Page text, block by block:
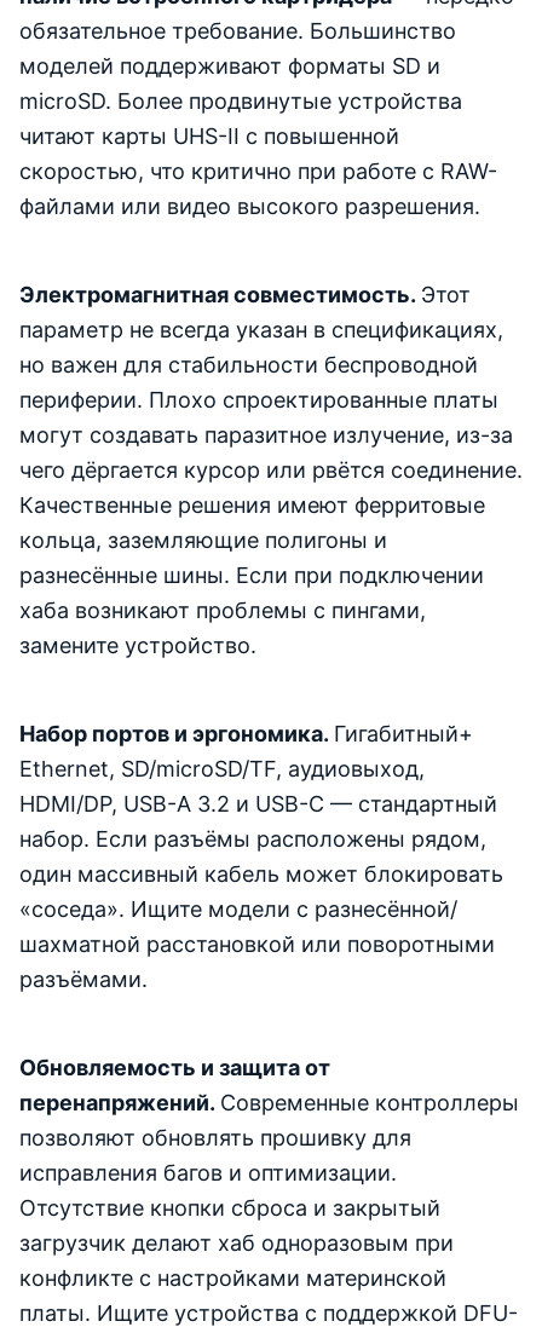
обязательное требование. Большинство
моделей поддерживают форматы SD и
microSD. Более продвинутые устройства
читают карты UHS-II с повышенной
скоростью, что критично при работе с RAW-
файлами или видео высокого разрешения.
Электромагнитная совместимость. Этот
параметр не всегда указан в спецификациях,
но важен для стабильности беспроводной
периферии. Плохо спроектированные платы
могут создавать паразитное излучение, из-за
чего дёргается курсор или рвётся соединение.
Качественные решения имеют ферритовые
кольца, заземляющие полигоны и
разнесённые шины. Если при подключении
хаба возникают проблемы с пингами,
замените устройство.
Набор портов и эргономика. Гигабитный+
Ethernet, SD/microSD/TF, аудиовыход,
HDMI/DP, USB-A 3.2 и USB-C — стандартный
набор. Если разъёмы расположены рядом,
один массивный кабель может блокировать
«соседа». Ищите модели с разнесённой/
шахматной расстановкой или поворотными
разъёмами.
Обновляемость и защита от
перенапряжений. Современные контроллеры
позволяют обновлять прошивку для
исправления багов и оптимизации.
Отсутствие кнопки сброса и закрытый
загрузчик делают хаб одноразовым при
конфликте с настройками материнской
платы. Ищите устройства с поддержкой DFU-